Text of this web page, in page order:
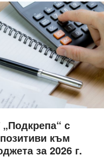
с
към
за 2026 г.